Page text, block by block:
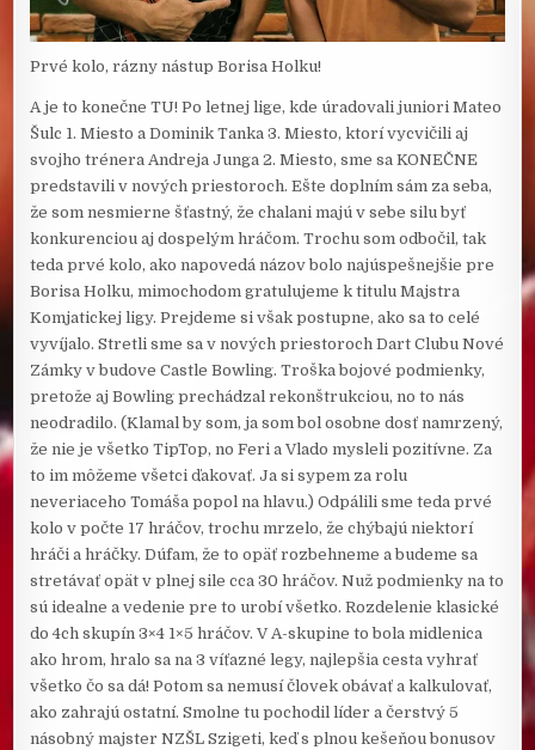
Prvé kolo, rázny nástup Borisa Holku!
A je to konečne TU! Po letnej lige, kde úradovali juniori Mateo
Šulc 1. Miesto a Dominik Tanka 3. Miesto, ktorí vycvičili aj
svojho trénera Andreja Junga 2. Miesto, sme sa KONEČNE
predstavili v nových priestoroch. Ešte doplním sám za seba,
že som nesmierne šťastný, že chalani majú v sebe silu byť
konkurenciou aj dospelým hráčom. Trochu som odbočil, tak
teda prvé kolo, ako napovedá názov bolo najúspešnejšie pre
Borisa Holku, mimochodom gratulujeme k titulu Majstra
Komjatickej ligy. Prejdeme si však postupne, ako sa to celé
vyvíjalo. Stretli sme sa v nových priestoroch Dart Clubu Nové
Zámky v budove Castle Bowling. Troška bojové podmienky,
pretože aj Bowling prechádzal rekonštrukciou, no to nás
neodradilo. (Klamal by som, ja som bol osobne dosť namrzený,
že nie je všetko TipTop, no Feri a Vlado mysleli pozitívne. Za
to im môžeme všetci ďakovať. Ja si sypem za rolu
neveriaceho Tomáša popol na hlavu.) Odpálili sme teda prvé
kolo v počte 17 hráčov, trochu mrzelo, že chýbajú niektorí
hráči a hráčky. Dúfam, že to opäť rozbehneme a budeme sa
stretávať opät v plnej sile cca 30 hráčov. Nuž podmienky na to
sú idealne a vedenie pre to urobí všetko. Rozdelenie klasické
do 4ch skupín 3×4 1×5 hráčov. V A-skupine to bola midlenica
ako hrom, hralo sa na 3 víťazné legy, najlepšia cesta vyhrať
všetko čo sa dá! Potom sa nemusí človek obávať a kalkulovať,
ako zahrajú ostatní. Smolne tu pochodil líder a čerstvý 5
násobný majster NZŠL Szigeti, keď s plnou kešeňou bonusov